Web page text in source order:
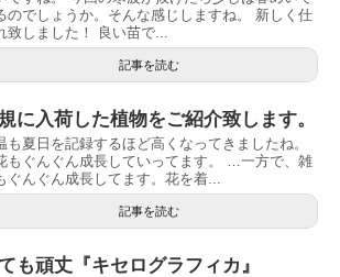
のでしょうか。そんな感じしますね。 新しく仕
致しました！ 良い苗で...
記事を読む
に入荷した植物をご紹介致します。
も夏日を記録するほど高くなってきましたね。
もぐんぐん成長していってます。 …一方で、雑
ぐんぐん成長してます。花を着...
記事を読む
も頑丈『キセログラフィカ』